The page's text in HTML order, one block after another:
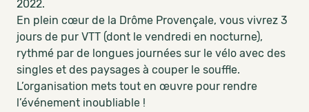
2022.
En plein cœur de la Drôme Provençale, vous vivrez 3
jours de pur VTT (dont le vendredi en nocturne),
rythmé par de longues journées sur le vélo avec des
singles et des paysages à couper le souffle.
L’organisation mets tout en œuvre pour rendre
l’événement inoubliable !